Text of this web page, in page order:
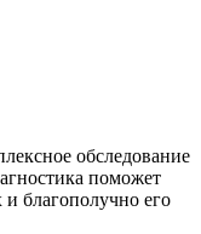
обследование
поможет
и благополучно его